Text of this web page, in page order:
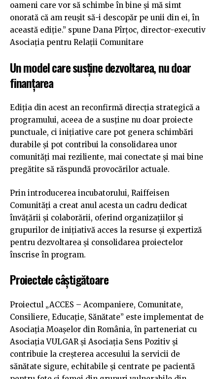
oameni care vor să schimbe în bine și mă simt
onorată că am reușit să-i descopăr pe unii din ei, în
această ediție.” spune Dana Pîrțoc, director-executiv
Asociația pentru Relații Comunitare
Un model care susține dezvoltarea, nu doar
finanțarea
Ediția din acest an reconfirmă direcția strategică a
programului, aceea de a susține nu doar proiecte
punctuale, ci inițiative care pot genera schimbări
durabile și pot contribui la consolidarea unor
comunități mai reziliente, mai conectate și mai bine
pregătite să răspundă provocărilor actuale.
Prin introducerea incubatorului, Raiffeisen
Comunități a creat anul acesta un cadru dedicat
învățării și colaborării, oferind organizațiilor și
grupurilor de inițiativă acces la resurse și expertiză
pentru dezvoltarea și consolidarea proiectelor
înscrise în program.
Proiectele câștigătoare
Proiectul „ACCES – Acompaniere, Comunitate,
Consiliere, Educație, Sănătate” este implementat de
Asociația Moașelor din România, în parteneriat cu
Asociația VULGAR și Asociația Sens Pozitiv și
contribuie la creșterea accesului la servicii de
sănătate sigure, echitabile și centrate pe pacientă